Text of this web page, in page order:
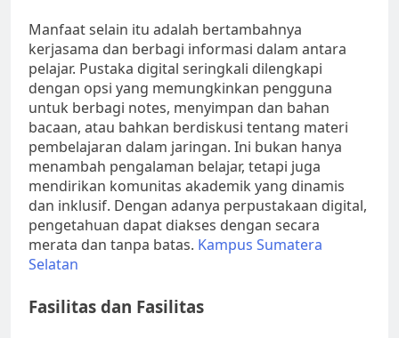
Manfaat selain itu adalah bertambahnya
kerjasama dan berbagi informasi dalam antara
pelajar. Pustaka digital seringkali dilengkapi
dengan opsi yang memungkinkan pengguna
untuk berbagi notes, menyimpan dan bahan
bacaan, atau bahkan berdiskusi tentang materi
pembelajaran dalam jaringan. Ini bukan hanya
menambah pengalaman belajar, tetapi juga
mendirikan komunitas akademik yang dinamis
dan inklusif. Dengan adanya perpustakaan digital,
pengetahuan dapat diakses dengan secara
merata dan tanpa batas. Kampus Sumatera
Selatan
Fasilitas dan Fasilitas